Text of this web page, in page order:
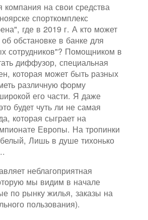
на свои средства
спорткомплекс
где в 2019 г. А кто может
обстановке в банке для
сотрудников"? Помощником в
диффузор, специальная
которая может быть разных
различную форму
его части. Я даже
будет чуть ли не самая
которая сыграет на
Европы. На тропинки
Лишь в душе тихонько
неблагоприятная
мы видим в начале
по рынку жилья, заказы на
пользования).